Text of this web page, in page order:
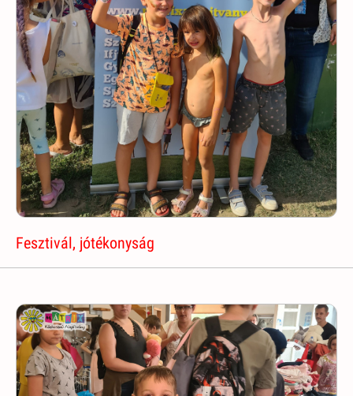
Fesztivál, jótékonyság